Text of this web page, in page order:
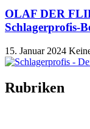
OLAF DER
Schlagerprofis-
15. Januar 2024
Rubriken